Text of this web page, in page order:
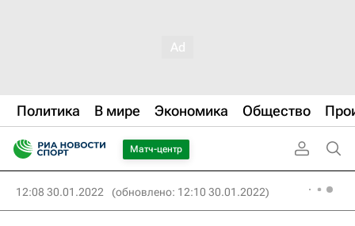
Политика В мире Экономика Общество
Матч-центр
12:08 30.01.2022 (обновлено: 12:10 30.01.2022)